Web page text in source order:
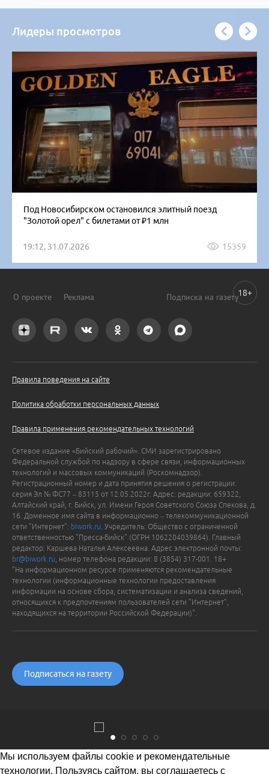
Лидеры просмотров
Под Новосибирском остановился элитный поезд
"Золотой орел" с билетами от ₽1 млн
19:12, 31.07.2026 15359
О проекте Реклама Подписка на газету
Правила поведения на сайте
Политика обработки персональных данных
Правила применения рекомендательных технологий
Сетевое издание «Бийский рабочий». СМИ зарегистрировано
Федеральной службой по надзору в сфере связи, информационных
технологий и массовых коммуникаций (Роскомнадзор).
Регистрационный номер и дата принятия решения о регистрации:
серия Эл № ФС77 – 83115 от 12.05.2022г. Адрес: редакции: 659322,
Алтайский край, г. Бийск, ул. Имени Героя Советского Союза Спекова, д.
16. Доменное имя сайта в информационно – телекоммуникационной
сети "Интернет": biwork.ru . Учредитель: Общество с ограниченной
ответственностью "Пресса-Бийск" (ОГРН 1062204039864). Главный
редактор: Каршева Наталья Алексеевна. Адрес электронной почты:
br@biwork.ru , номер телефона редакции: 8 (3854) 317-001. 18+
"На информационном ресурсе применяются рекомендательные
технологии (информационные технологии предоставления
информации на основе сбора, систематизации и анализа сведений,
относящихся к предпочтениям пользователей сети "Интернет",
находящихся на территории Российской Федерации)".
Подписаться на газету
18+
Мы используем файлы cookie и рекомендательные
технологии. Пользуясь сайтом, вы соглашаетесь с